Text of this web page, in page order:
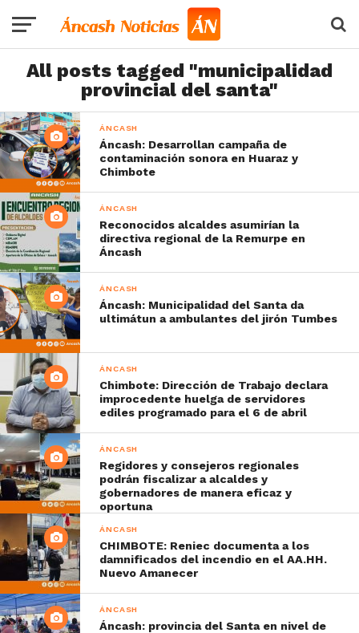
All posts tagged "municipalidad
provincial del santa"
ÁNCASH
Áncash: Desarrollan campaña de
contaminación sonora en Huaraz y
Chimbote
ÁNCASH
Reconocidos alcaldes asumirían la
directiva regional de la Remurpe en
Áncash
ÁNCASH
Áncash: Municipalidad del Santa da
ultimátun a ambulantes del jirón Tumbes
ÁNCASH
Chimbote: Dirección de Trabajo declara
improcedente huelga de servidores
ediles programado para el 6 de abril
ÁNCASH
Regidores y consejeros regionales
podrán fiscalizar a alcaldes y
gobernadores de manera eficaz y
oportuna
ÁNCASH
CHIMBOTE: Reniec documenta a los
damnificados del incendio en el AA.HH.
Nuevo Amanecer
ÁNCASH
Áncash: provincia del Santa en nivel de